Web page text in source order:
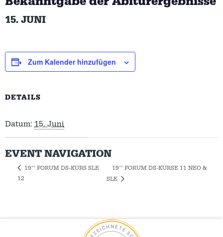
15. JUNI
Zum Kalender hinzufügen
DETAILS
Datum: 15. Juni
EVENT NAVIGATION
19°° FORUM DS-KURS SLE
12
19°° FORUM DS-KURSE 11 NEO &
SLE